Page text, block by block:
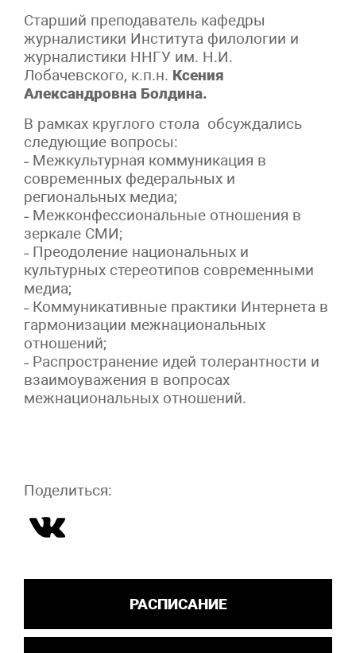
Старший преподаватель кафедры
журналистики Института филологии и
журналистики ННГУ им. Н.И.
Лобачевского, к.п.н. Ксения
Александровна Болдина.
В рамках круглого стола обсуждались
следующие вопросы:
˗ Межкультурная коммуникация в
современных федеральных и
региональных медиа;
˗ Межконфессиональные отношения в
зеркале СМИ;
˗ Преодоление национальных и
культурных стереотипов современными
медиа;
˗ Коммуникативные практики Интернета в
гармонизации межнациональных
отношений;
˗ Распространение идей толерантности и
взаимоуважения в вопросах
межнациональных отношений.
Поделиться:
РАСПИСАНИЕ